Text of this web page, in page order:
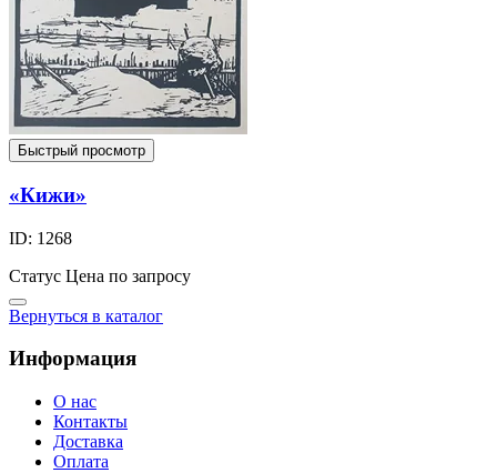
Быстрый просмотр
«Кижи»
ID: 1268
Статус Цена по запросу
Вернуться в каталог
Информация
О нас
Контакты
Доставка
Оплата